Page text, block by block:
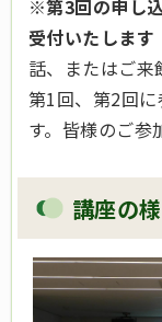
※第3回の申し
受付いたします
話、またはご来
第1回、第2回
す。皆様のご参
講座の